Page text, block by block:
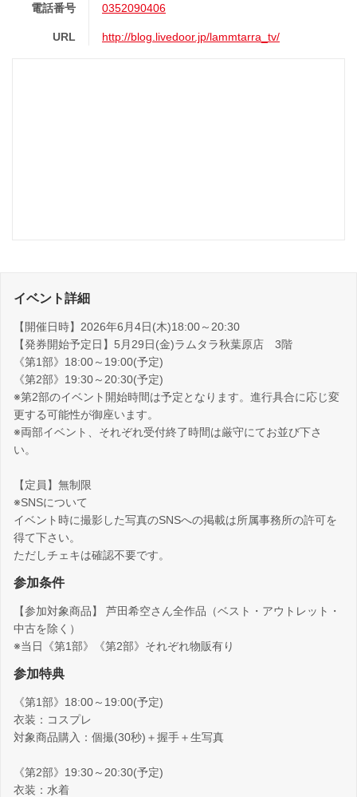
電話番号 0352090406
URL http://blog.livedoor.jp/lammtarra_tv/
イベント詳細
【開催日時】2026年6月4日(木)18:00～20:30
【発券開始予定日】5月29日(金)ラムタラ秋葉原店 3階
《第1部》18:00～19:00(予定)
《第2部》19:30～20:30(予定)
※第2部のイベント開始時間は予定となります。進行具合に応じ変
更する可能性が御座います。
※両部イベント、それぞれ受付終了時間は厳守にてお並び下さ
い。
【定員】無制限
※SNSについて
イベント時に撮影した写真のSNSへの掲載は所属事務所の許可を
得て下さい。
ただしチェキは確認不要です。
参加条件
【参加対象商品】 芦田希空さん全作品（ベスト・アウトレット・
中古を除く）
※当日《第1部》《第2部》それぞれ物販有り
参加特典
《第1部》18:00～19:00(予定)
衣装：コスプレ
対象商品購入：個撮(30秒)＋握手＋生写真
《第2部》19:30～20:30(予定)
衣装：水着